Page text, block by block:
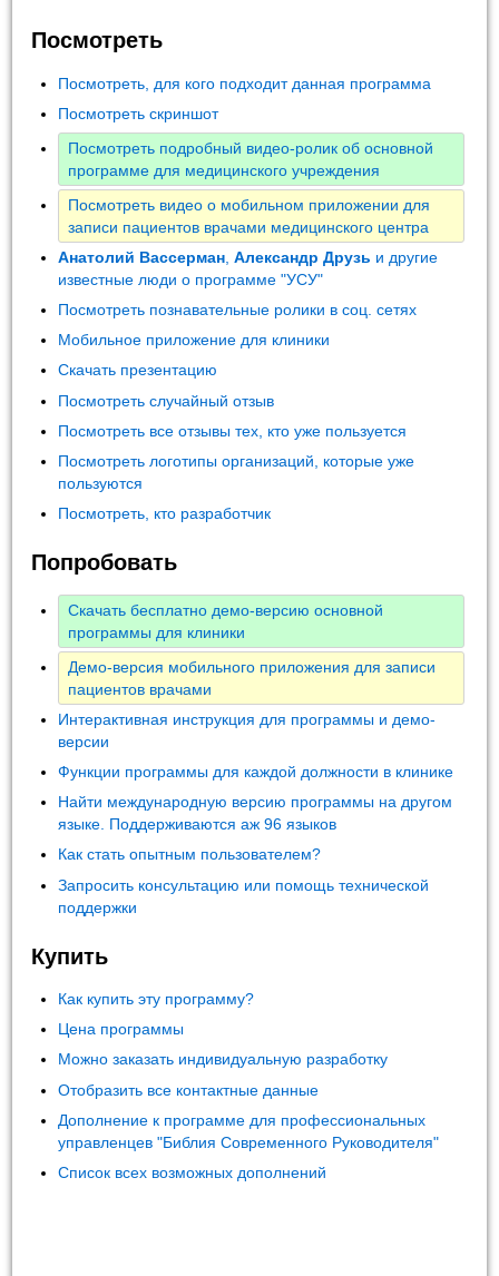
Посмотреть
Посмотреть, для кого подходит данная программа
Посмотреть скриншот
Посмотреть подробный видео-ролик об основной
программе для медицинского учреждения
Посмотреть видео о мобильном приложении для
записи пациентов врачами медицинского центра
Анатолий Вассерман ,Александр Друзь и другие
известные люди о программе "УСУ"
Посмотреть познавательные ролики в соц. сетях
Мобильное приложение для клиники
Скачать презентацию
Посмотреть случайный отзыв
Посмотреть все отзывы тех, кто уже пользуется
Посмотреть логотипы организаций, которые уже
пользуются
Посмотреть, кто разработчик
Попробовать
Скачать бесплатно демо-версию основной
программы для клиники
Демо-версия мобильного приложения для записи
пациентов врачами
Интерактивная инструкция для программы и демо-
версии
Функции программы для каждой должности в клинике
Найти международную версию программы на другом
языке. Поддерживаются аж 96 языков
Как стать опытным пользователем?
Запросить консультацию или помощь технической
поддержки
Купить
Как купить эту программу?
Цена программы
Можно заказать индивидуальную разработку
Отобразить все контактные данные
Дополнение к программе для профессиональных
управленцев "Библия Современного Руководителя"
Список всех возможных дополнений